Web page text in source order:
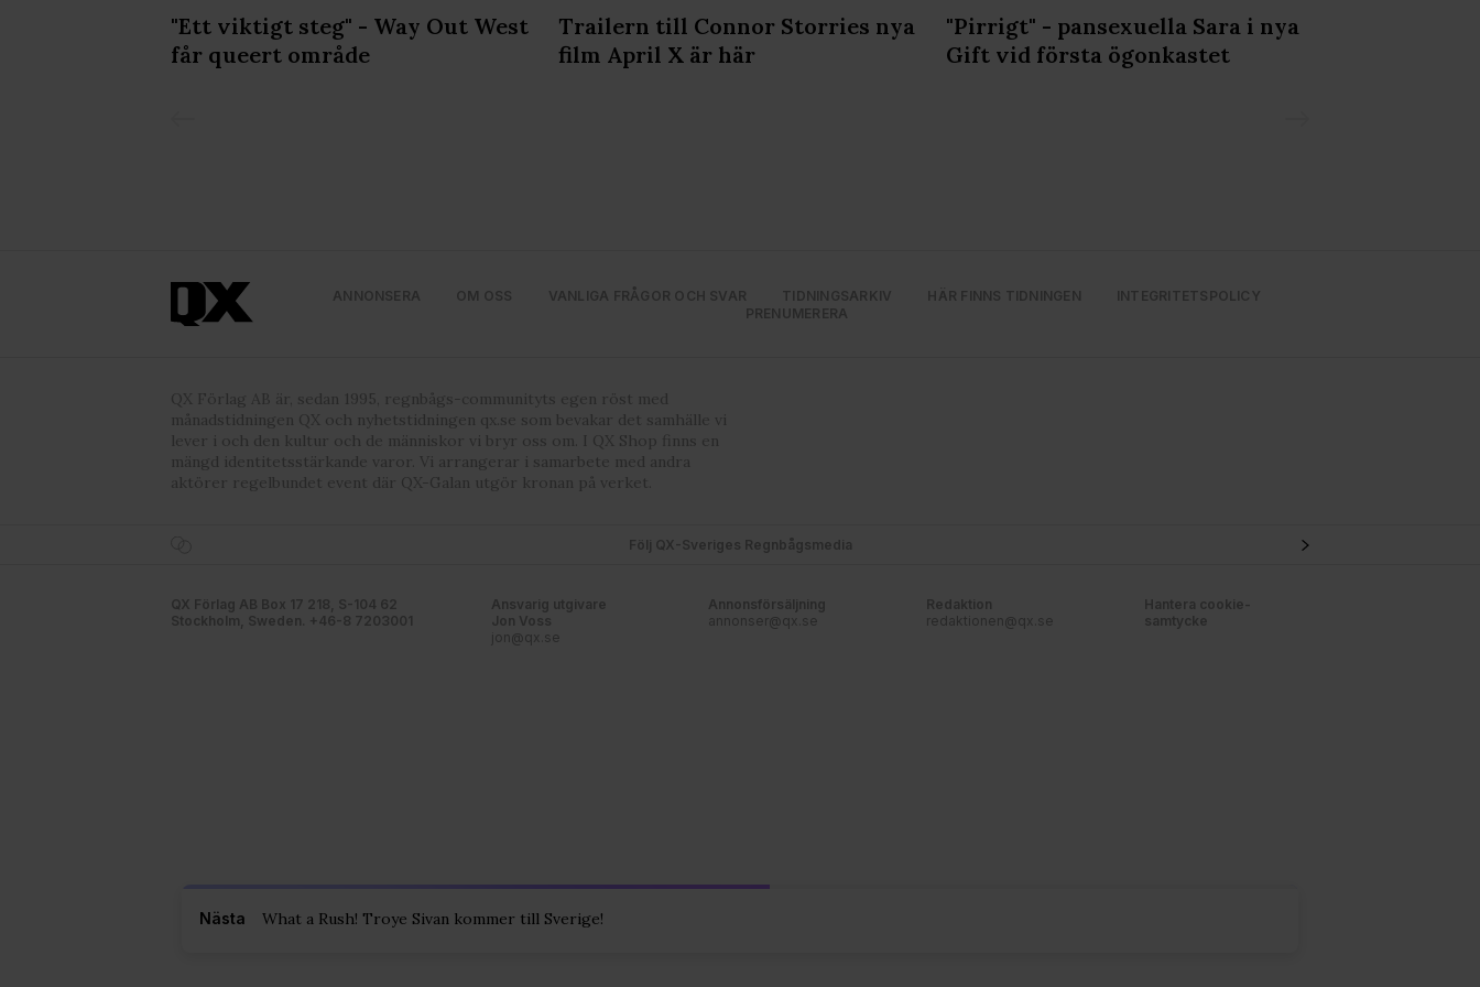
Nästa What a Rush! Troye Sivan kommer till Sverige!
"Ett viktigt steg" - Way Out West
får queert område
Trailern till Connor Storries nya
film April X är här
"Pirrigt" - pansexuella Sara i nya
Gift vid första ögonkastet
ANNONSERA OM OSS VANLIGA FRÅGOR OCH SVAR TIDNINGSARKIV HÄR FINNS TIDNINGEN
INTEGRITETSPOLICY
PRENUMERERA
QX Förlag AB är, sedan 1995, regnbågs-communityts egen röst med
månadstidningen QX och nyhetstidningen qx.se som bevakar det samhälle vi
lever i och den kultur och de människor vi bryr oss om. I QX Shop finns en
mängd identitetsstärkande varor. Vi arrangerar i samarbete med andra
aktörer regelbundet event där QX-Galan utgör kronan på verket.
Följ QX-Sveriges Regnbågsmedia
QX Förlag AB Box 17 218, S-104 62
Stockholm, Sweden. +46-8 7203001
Ansvarig utgivare
Jon Voss
jon@qx.se
Annonsförsäljning
annonser@qx.se
Redaktion
redaktionen@qx.se
Hantera cookie-
samtycke